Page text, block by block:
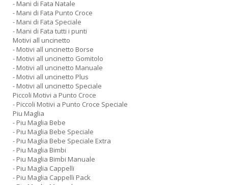
- Mani di Fata Natale
- Mani di Fata Punto Croce
- Mani di Fata Speciale
- Mani di Fata tutti i punti
Motivi all uncinetto
- Motivi all uncinetto Borse
- Motivi all uncinetto Gomitolo
- Motivi all uncinetto Manuale
- Motivi all uncinetto Plus
- Motivi all uncinetto Speciale
Piccoli Motivi a Punto Croce
- Piccoli Motivi a Punto Croce Speciale
Piu Maglia
- Piu Maglia Bebe
- Piu Maglia Bebe Speciale
- Piu Maglia Bebe Speciale Extra
- Piu Maglia Bimbi
- Piu Maglia Bimbi Manuale
- Piu Maglia Cappelli
- Piu Maglia Cappelli Pack